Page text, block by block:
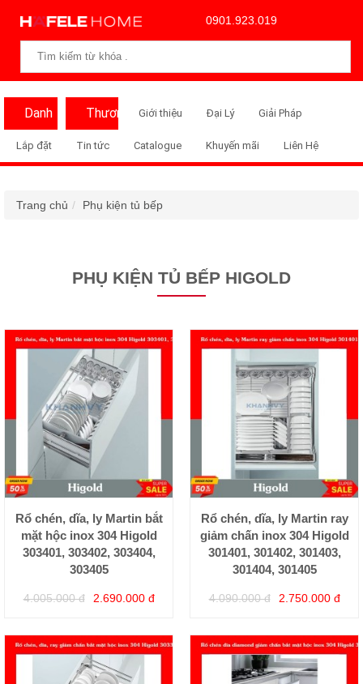
0901.923.019
Danh
Mục
Thương
Hiệu
Giới thiệu Đại Lý Giải Pháp
Lắp đặt Tin tức Catalogue Khuyến mãi Liên Hệ
Trang chủ Phụ kiện tủ bếp
PHỤ KIỆN TỦ BẾP HIGOLD
Rổ chén, dĩa, ly Martin bắt
mặt hộc inox 304 Higold
303401, 303402, 303404,
303405
4.005.000 đ 2.690.000 đ
Rổ chén, dĩa, ly Martin ray
giảm chấn inox 304 Higold
301401, 301402, 301403,
301404, 301405
4.090.000 đ 2.750.000 đ